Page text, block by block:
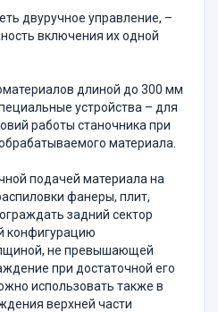
двуручное управление, –
включения их одной
длиной до 300 мм
устройства – для
работы станочника при
материала.
подачей материала на
фанеры, плит,
задний сектор
конфигурацию
не превышающей
при достаточной его
использовать также в
верхней части